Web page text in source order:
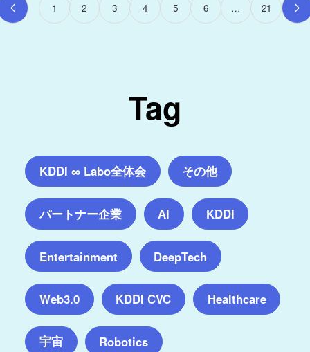
1 2 3 4 5 6 … 21
Tag
KDDI ∞ Labo全体会 その他
パートナー企業 AI KDDI
Entertainment DeepTech
Web3.0 KDDI CVC Healthcare
宇宙 Robotics